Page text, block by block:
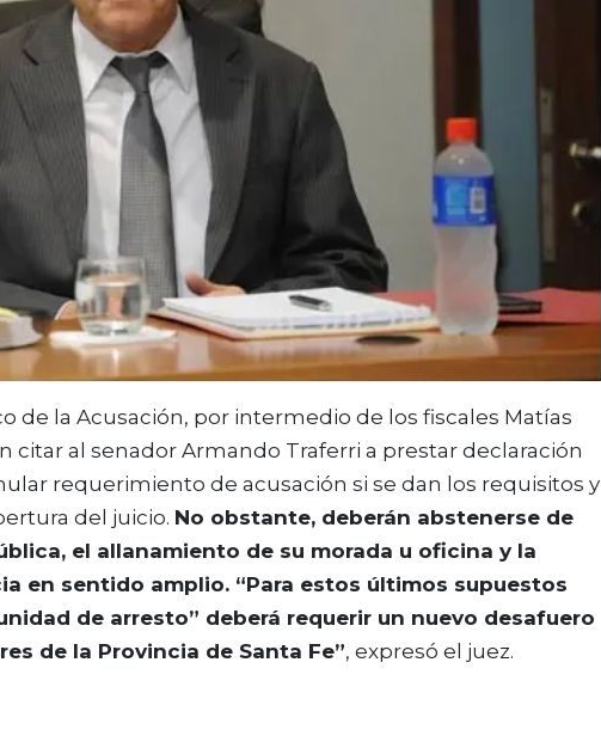
de la Acusación, por intermedio de los fiscales Matías
citar al senador Armando Traferri a prestar declaración
requerimiento de acusación si se dan los requisitos y
del juicio. No obstante, deberán abstenerse de
el allanamiento de su morada u oficina y la
en sentido amplio. “Para estos últimos supuestos
de arresto” deberá requerir un nuevo desafuero
de la Provincia de Santa Fe”, expresó el juez.